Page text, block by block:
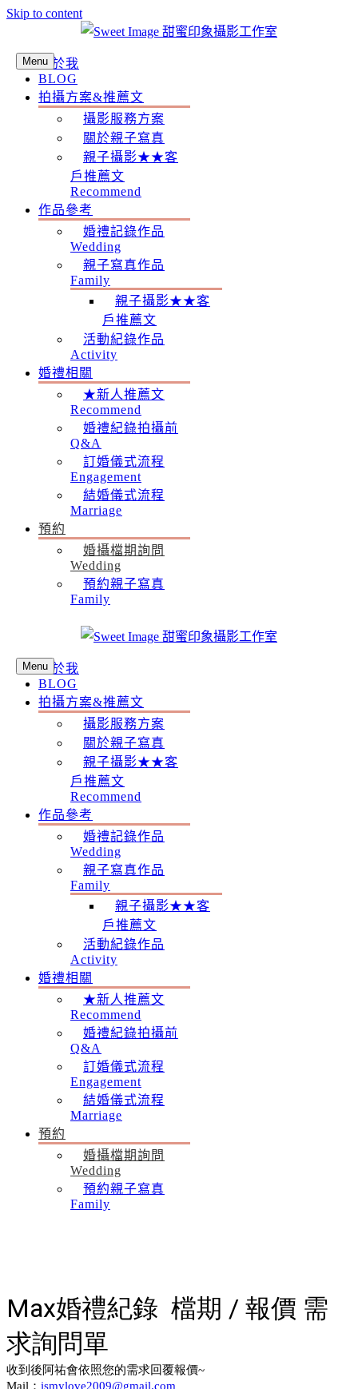
Skip to content
Menu關於我
BLOG
拍攝方案&推薦文
攝影服務方案
關於親子寫真
親子攝影★★客
戶推薦文
Recommend
作品參考
婚禮記錄作品
Wedding
親子寫真作品
Family
親子攝影★★客
戶推薦文
活動紀錄作品
Activity
婚禮相關
★新人推薦文
Recommend
婚禮紀錄拍攝前
Q&A
訂婚儀式流程
Engagement
結婚儀式流程
Marriage
預約
婚攝檔期詢問
Wedding
預約親子寫真
Family
Menu關於我
BLOG
拍攝方案&推薦文
攝影服務方案
關於親子寫真
親子攝影★★客
戶推薦文
Recommend
作品參考
婚禮記錄作品
Wedding
親子寫真作品
Family
親子攝影★★客
戶推薦文
活動紀錄作品
Activity
婚禮相關
★新人推薦文
Recommend
婚禮紀錄拍攝前
Q&A
訂婚儀式流程
Engagement
結婚儀式流程
Marriage
預約
婚攝檔期詢問
Wedding
預約親子寫真
Family